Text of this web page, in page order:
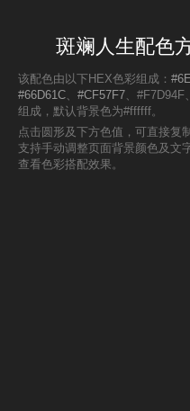
斑斓人生配色
该配色由以下HEX色彩组成：
#66D61C、 #CF57F7、#F7D94F
组成，默认背景色为#ffffff。
点击圆形及下方色值，可直接复
支持手动调整页面背景颜色及文
查看色彩搭配效果。